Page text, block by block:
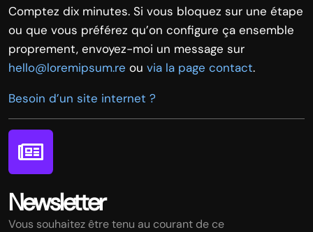
Comptez dix minutes. Si vous bloquez sur une étape
ou que vous préférez qu’on configure ça ensemble
proprement, envoyez-moi un message sur
hello@loremipsum.re ou via la page contact.
Besoin d’un site internet ?
Newsletter
Vous souhaitez être tenu au courant de ce